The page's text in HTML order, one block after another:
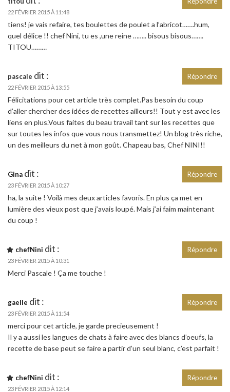
22 FÉVRIER 2015 À 11:48
tiens! je vais refaire, tes boulettes de poulet a l’abricot…….hum,
quel délice !! chef Nini, tu es ,une reine …….. bisous bisous…….
TITOU………
pascale dit :
22 FÉVRIER 2015 À 13:55
Félicitations pour cet article très complet.Pas besoin du coup
d’aller chercher des idées de recettes ailleurs!! Tout y est avec les
liens en plus.Vous faites du beau travail tant sur les recettes que
sur toutes les infos que vous nous transmettez! Un blog très riche,
un des meilleurs du net à mon goût. Chapeau bas, Chef NINI!!
Répondre
Gina dit :
23 FÉVRIER 2015 À 10:27
ha, la suite ! Voilà mes deux articles favoris. En plus ça met en
lumière des vieux post que j’avais loupé. Mais j’ai faim maintenant
du coup !
Répondre
chefNini dit :
23 FÉVRIER 2015 À 10:31
Merci Pascale ! Ça me touche !
Répondre
gaelle dit :
23 FÉVRIER 2015 À 11:54
merci pour cet article, je garde precieusement !
Il y a aussi les langues de chats à faire avec des blancs d’oeufs, la
recette de base peut se faire a partir d’un seul blanc, c’est parfait !
Répondre
chefNini dit :
23 FÉVRIER 2015 À 12:14
Répondre